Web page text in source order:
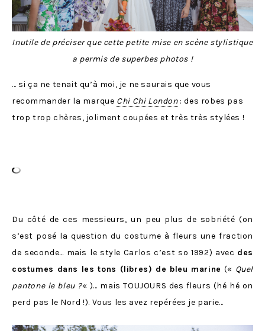
Inutile de préciser que cette petite mise en scène stylistique
a permis de superbes photos !
… si ça ne tenait qu’à moi, je ne saurais que vous
recommander la marque Chi Chi London: des robes pas
trop trop chères, joliment coupées et très très stylées !
Du côté de ces messieurs, un peu plus de sobriété (on
s’est posé la question du costume à fleurs une fraction
de seconde… mais le style Carlos c’est so 1992) avec des
costumes dans les tons (libres) de bleu marine (« Quel
pantone le bleu ?« )… mais TOUJOURS des fleurs (hé hé on
perd pas le Nord !). Vous les avez repérées je parie…